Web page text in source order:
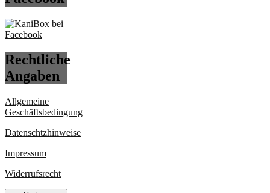
Rechtliche
Angaben
Allgemeine
Geschäftsbedingung
Datenschtzhinweise
Impressum
Widerrufsrecht